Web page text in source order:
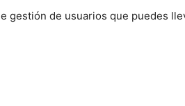
gestión de usuarios que puedes